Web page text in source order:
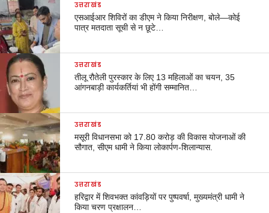
उत्तराखंड
एसआईआर शिविरों का डीएम ने किया निरीक्षण, बोले—कोई
पात्र मतदाता सूची से न छूटे…
उत्तराखंड
तीलू रौतेली पुरस्कार के लिए 13 महिलाओं का चयन, 35
आंगनबाड़ी कार्यकर्तियां भी होंगी सम्मानित…
उत्तराखंड
मसूरी विधानसभा को 17.80 करोड़ की विकास योजनाओं की
सौगात, सीएम धामी ने किया लोकार्पण-शिलान्यास.
उत्तराखंड
हरिद्वार में शिवभक्त कांवड़ियों पर पुष्पवर्षा, मुख्यमंत्री धामी ने
किया चरण प्रक्षालन…